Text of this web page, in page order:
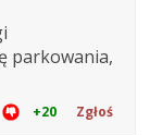
parkowania,
+20 Zgłoś